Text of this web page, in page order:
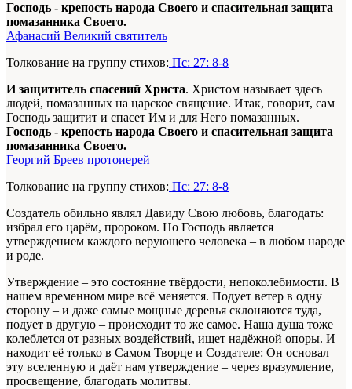
Господь - крепость народа Своего и спасительная защита
помазанника Своего.
Афанасий Великий святитель
Толкование на группу стихов: Пс: 27: 8-8
И защититель спасений Христа. Христом называет здесь
людей, помазанных на царское священие. Итак, говорит, сам
Господь защитит и спасет Им и для Него помазанных.
Господь - крепость народа Своего и спасительная защита
помазанника Своего.
Георгий Бреев протоиерей
Толкование на группу стихов: Пс: 27: 8-8
Создатель обильно являл Давиду Свою любовь, благодать:
избрал его царём, пророком. Но Господь является
утверждением каждого верующего человека – в любом народе
и роде.
Утверждение – это состояние твёрдости, непоколебимости. В
нашем временном мире всё меняется. Подует ветер в одну
сторону – и даже самые мощные деревья склоняются туда,
подует в другую – происходит то же самое. Наша душа тоже
колеблется от разных воздействий, ищет надёжной опоры. И
находит её только в Самом Творце и Создателе: Он основал
эту вселенную и даёт нам утверждение – через вразумление,
просвещение, благодать молитвы.